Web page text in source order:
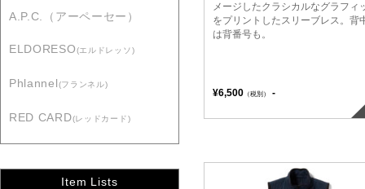
A.P.C.（アーペーセー）
ELDORESO(エルドレッソ)
Phlannel(フランネル)
RED CARD(レッドカード)
Item Lists
メージしたクラシカルなグラフィ
をプリントしたスリーブレス。背
は背番号も。
¥6,500 （税別） -